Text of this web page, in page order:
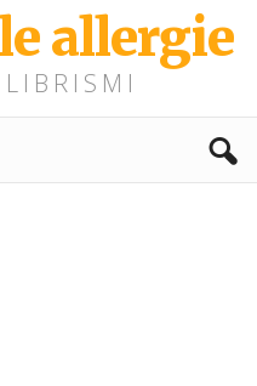
allergie